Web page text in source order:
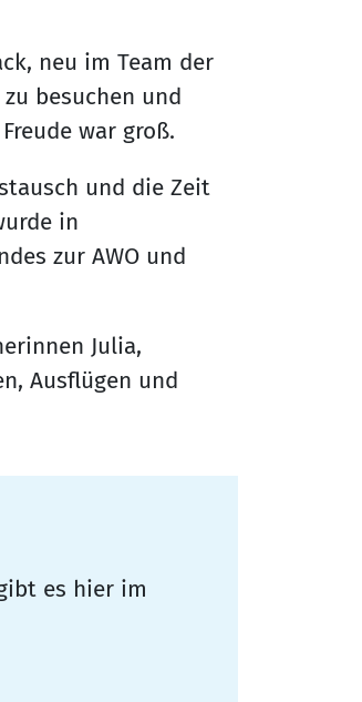
neu im Team der
besuchen und
war groß.
und die Zeit
in
zur AWO und
Julia,
Ausflügen und
es hier im